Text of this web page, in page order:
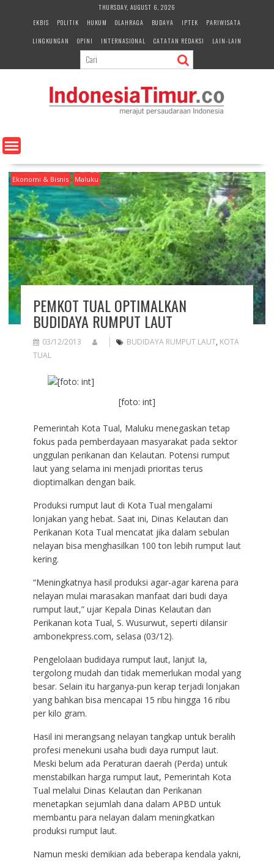
e
n
THURSDAY, AUGUST 6, 2026
EKBIS
POLITIK HUKUM OLAHRAGA BUDAYA IPTEK
PARIWISATA
LINGKUNGAN
OPINI INTERNASIONAL CATATAN REDAKSI LAIN-LAIN
Ekonomi & Bisnis Maluku
PEMKOT TUAL OPTIMALKAN
BUDIDAYA RUMPUT LAUT
03/12/2013 BUDIDAYA RUMPUT LAUT, KOTA
TUAL
[foto: int]
Pemerintah Kota Tual, Maluku menegaskan tetap
fokus pada pemberdayaan masyarakat pada sektor
unggulan perikanan dan Kelautan. Potensi rumput
laut yang selama ini menjadi prioritas terus
dioptimalkan dengan baik.
Produksi rumput laut di Kota Tual mengalami
lonjakan yang hebat. Saat ini, Dinas Kelautan dan
Perikanan Kota Tual mencatat jika dalam sebulan
nelayan bisa menghasilkan 100 ton lebih rumput laut
kering.
“Meningkatnya hasil produksi agar-agar karena para
nelayan mulai marasakan manfaat dari budi daya
rumput laut,” ujar Kepala Dinas Kelautan dan
Perikanan kota Tual, S. Wusurwut, seperti dilansir
ambonekpress.com, selasa (03/12).
Pengelolaan budidaya rumput laut, lanjut Ia,
tergolong mudah dan tidak memerlukan modal yang
besar. Selain itu harganya-pun kerap terjadi lonjakan
yang bahkan bisa mencapai 15 ribu hingga 16 ribu
per kilo gram.
Hasil ini merangsang nelayan tangkap untuk beralih
profesi menekuni usaha budi daya rumput laut.
Meski belum ada Peraturan daerah (Perda) untuk
menstabilkan harga rumput laut, Pemerintah Kota
Tual melalui Dinas Kelautan dan Perikanan
menetapkan sejumlah dana dalam APBD untuk
membantu para nelayan dalam meningkatkan
produksi rumput laut.
Namun meski demikian ada beberapa kendala yakni,